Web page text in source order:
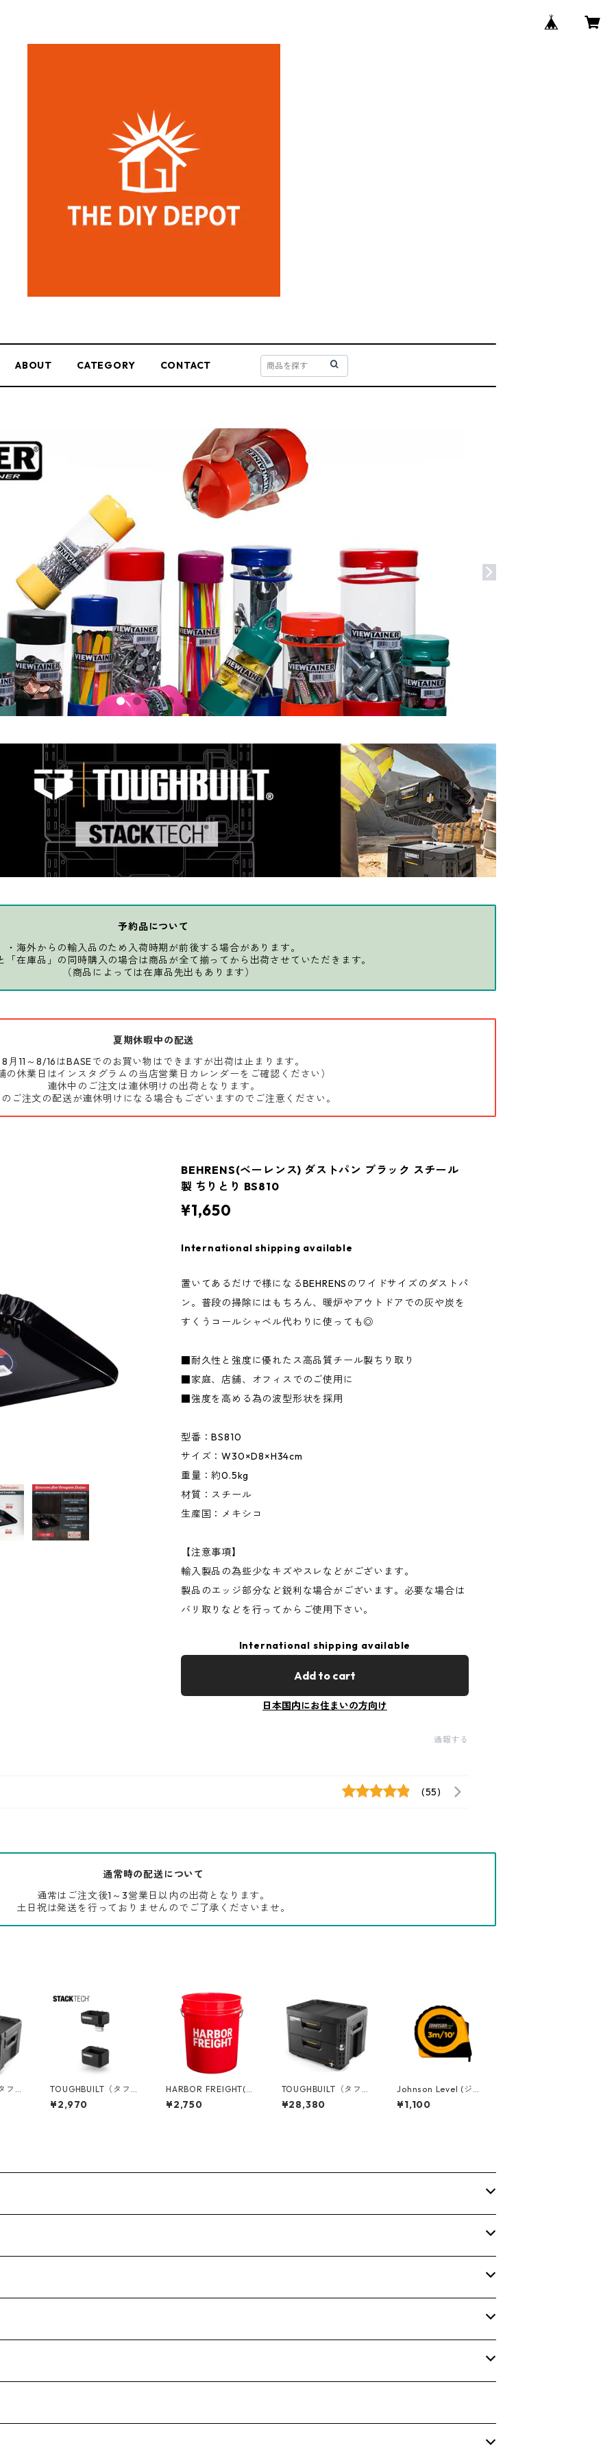
ABOUT CATEGORY CONTACT
予約品について
・海外からの輸入品のため入荷時期が前後する場合があります。
「在庫品」の同時購入の場合は商品が全て揃ってから出荷させていただきます。
（商品によっては在庫品先出もあります）
夏期休暇中の配送
8月11～8/16はBASEでのお買い物はできますが出荷は止まります。
の休業日はインスタグラムの当店営業日カレンダーをご確認ください）
連休中のご注文は連休明けの出荷となります。
ご注文の配送が連休明けになる場合もございますのでご注意ください。
BEHRENS(ベーレンス) ダストパン ブラック スチール
製 ちりとり BS810
¥1,650
International shipping available
置いてあるだけで様になるBEHRENSのワイドサイズのダストパ
ン。普段の掃除にはもちろん、暖炉やアウトドアでの灰や炭を
すくうコールシャベル代わりに使っても◎
■耐久性と強度に優れたス高品質チール製ちり取り
■家庭、店舗、オフィスでのご使用に
■強度を高める為の波型形状を採用
型番：BS810
サイズ：W30×D8×H34cm
重量：約0.5kg
材質：スチール
生産国：メキシコ
【注意事項】
輸入製品の為些少なキズやスレなどがございます。
製品のエッジ部分など鋭利な場合がございます。必要な場合は
バリ取りなどを行ってからご使用下さい。
International shipping available
Add to cart
日本国内にお住まいの方向け
通報する
(55)
通常時の配送について
通常はご注文後1～3営業日以内の出荷となります。
土日祝は発送を行っておりませんのでご了承くださいませ。
フビ
TOUGHBUILT（タフビ
ルト）STACK TECH(ス
タックテック) ロング
¥2,970
HARBOR FREIGHT(ハ
ーバーフレイト) 5ガロ
ンバケツ 05GLHAR
¥2,750
TOUGHBUILT（タフビ
ルト）STACK TECH(ス
タックテック) 2ドロワ
¥28,380
Johnson Level (ジョ
ンソンレベル) 3m メ
ジャースケール [イン
¥1,100